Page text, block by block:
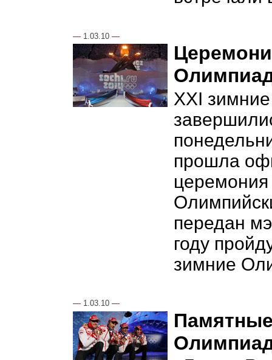
— 1.03.10 —
XXI
прошла
церемония
передан
году
зимние
— 1.03.10 —